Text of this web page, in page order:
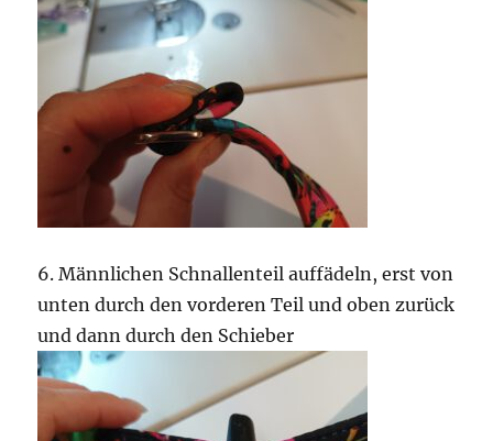
6. Männlichen Schnallenteil auffädeln, erst von
unten durch den vorderen Teil und oben zurück
und dann durch den Schieber